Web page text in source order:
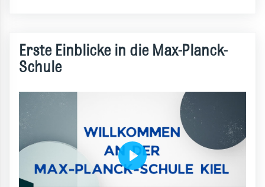
Erste Einblicke in die Max-Planck-
Schule